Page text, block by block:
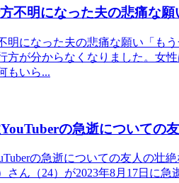
不明になった夫の悲痛な願
明になった夫の悲痛な願い「も
方が分からなくなりました。女
もいら...
の急逝についての
の急逝についての友人の壮
さん（24）が2023年8月17日に